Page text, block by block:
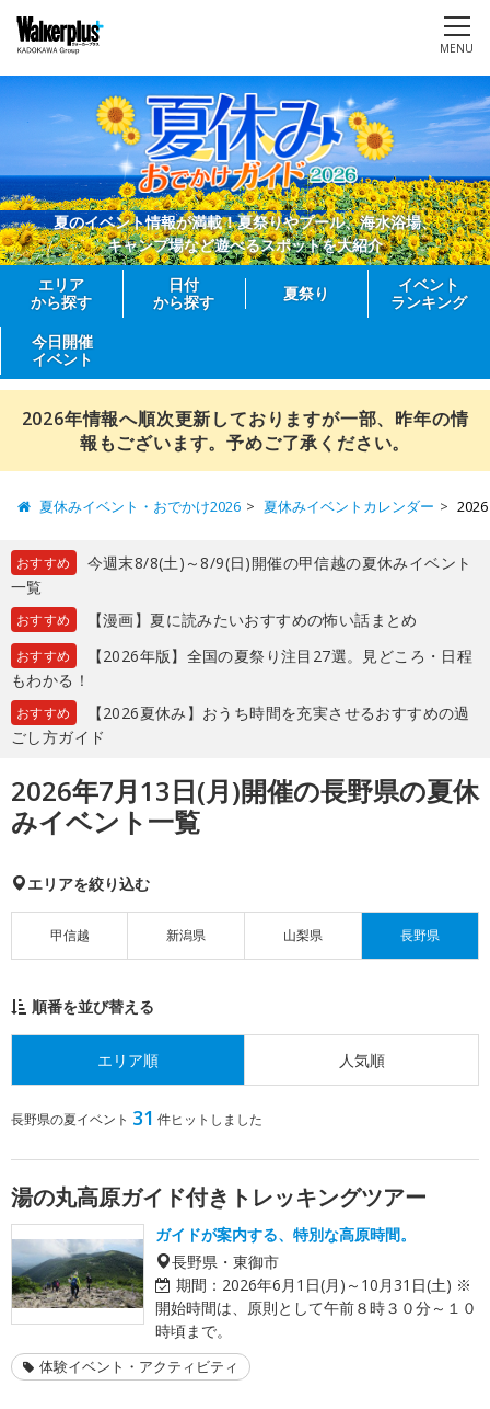
MENU
夏のイベント情報が満載！夏祭りやプール、海水浴場、
キャンプ場など遊べるスポットを大紹介
エリア
から探す
日付
から探す
夏祭り
イベント
ランキング
今日開催
イベント
2026年情報へ順次更新しておりますが一部、昨年の情
報もございます。予めご了承ください。
夏休みイベント・おでかけ2026 夏休みイベントカレンダー
おすすめ
今週末8/8(土)～8/9(日)開催の甲信越の夏休みイベント
一覧
おすすめ 【漫画】夏に読みたいおすすめの怖い話まとめ
おすすめ
【2026年版】全国の夏祭り注目27選。見どころ・日程
もわかる！
おすすめ
【2026夏休み】おうち時間を充実させるおすすめの過
ごし方ガイド
2026年7月13日(月)開催の長野県の夏休
みイベント一覧
エリアを絞り込む
甲信越 新潟県 山梨県 長野県
順番を並び替える
エリア順 人気順
長野県の夏イベント 31 件ヒットしました
湯の丸高原ガイド付きトレッキングツアー
ガイドが案内する、特別な高原時間。
長野県・東御市
期間： 2026年6月1日(月)～10月31日(土) ※
開始時間は、原則として午前８時３０分～１０
時頃まで。
体験イベント・アクティビティ